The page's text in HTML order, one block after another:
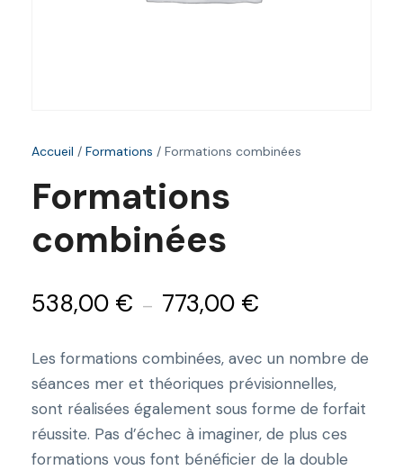
Accueil / Formations / Formations combinées
Formations
combinées
538,00 € – 773,00 €
a
g
e
d
Les formations combinées, avec un nombre de
séances mer et théoriques prévisionnelles,
sont réalisées également sous forme de forfait
réussite. Pas d’échec à imaginer, de plus ces
formations vous font bénéficier de la double